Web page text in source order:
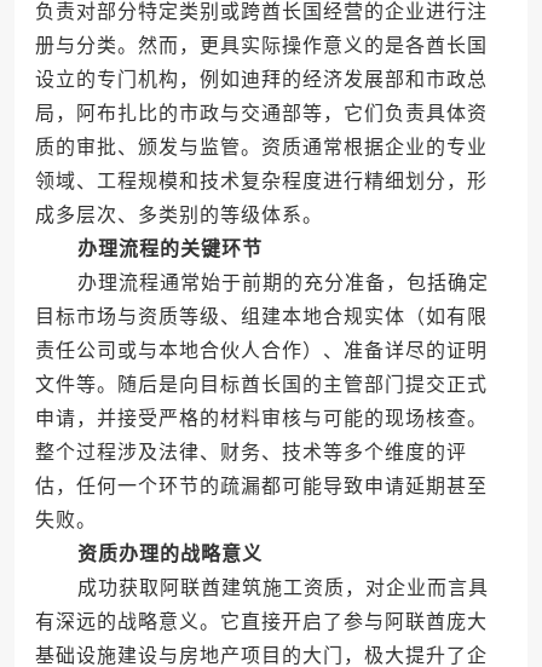
负责对部分特定类别或跨酋长国经营的企业进行注
册与分类。然而，更具实际操作意义的是各酋长国
设立的专门机构，例如迪拜的经济发展部和市政总
局，阿布扎比的市政与交通部等，它们负责具体资
质的审批、颁发与监管。资质通常根据企业的专业
领域、工程规模和技术复杂程度进行精细划分，形
成多层次、多类别的等级体系。
办理流程的关键环节
办理流程通常始于前期的充分准备，包括确定
目标市场与资质等级、组建本地合规实体（如有限
责任公司或与本地合伙人合作）、准备详尽的证明
文件等。随后是向目标酋长国的主管部门提交正式
申请，并接受严格的材料审核与可能的现场核查。
整个过程涉及法律、财务、技术等多个维度的评
估，任何一个环节的疏漏都可能导致申请延期甚至
失败。
资质办理的战略意义
成功获取阿联酋建筑施工资质，对企业而言具
有深远的战略意义。它直接开启了参与阿联酋庞大
基础设施建设与房地产项目的大门，极大提升了企